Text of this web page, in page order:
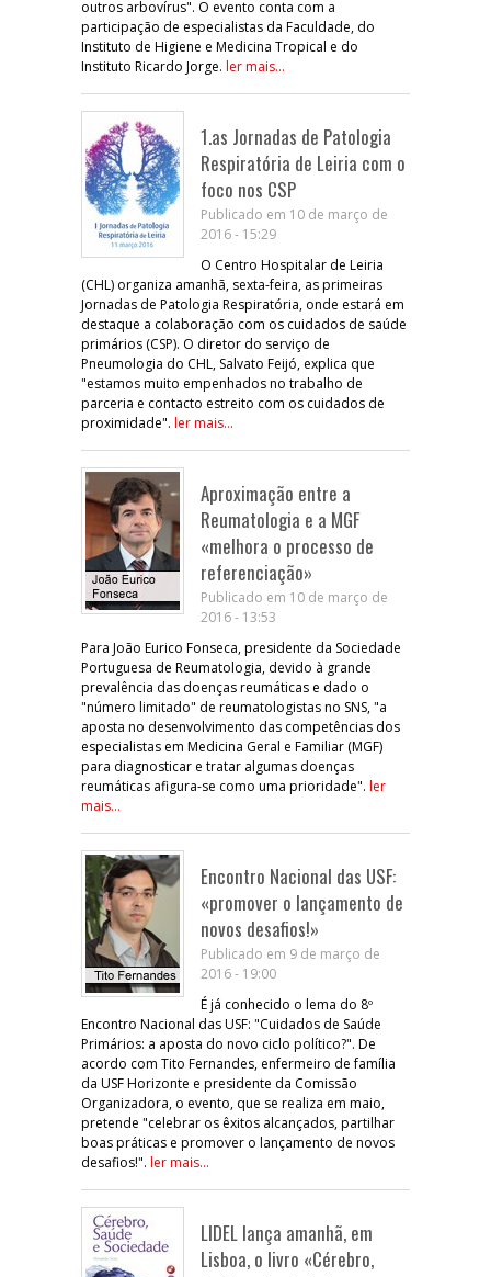
outros arbovírus". O evento conta com a
participação de especialistas da Faculdade, do
Instituto de Higiene e Medicina Tropical e do
Instituto Ricardo Jorge. ler mais...
1.as Jornadas de Patologia
Respiratória de Leiria com o
foco nos CSP
Publicado em 10 de março de
2016 - 15:29
O Centro Hospitalar de Leiria
(CHL) organiza amanhã, sexta-feira, as primeiras
Jornadas de Patologia Respiratória, onde estará em
destaque a colaboração com os cuidados de saúde
primários (CSP). O diretor do serviço de
Pneumologia do CHL, Salvato Feijó, explica que
"estamos muito empenhados no trabalho de
parceria e contacto estreito com os cuidados de
proximidade". ler mais...
Aproximação entre a
Reumatologia e a MGF
«melhora o processo de
referenciação»
Publicado em 10 de março de
2016 - 13:53
Para João Eurico Fonseca, presidente da Sociedade
Portuguesa de Reumatologia, devido à grande
prevalência das doenças reumáticas e dado o
"número limitado" de reumatologistas no SNS, "a
aposta no desenvolvimento das competências dos
especialistas em Medicina Geral e Familiar (MGF)
para diagnosticar e tratar algumas doenças
reumáticas afigura-se como uma prioridade". ler
mais...
Encontro Nacional das USF:
«promover o lançamento de
novos desafios!»
Publicado em 9 de março de
2016 - 19:00
É já conhecido o lema do 8º
Encontro Nacional das USF: "Cuidados de Saúde
Primários: a aposta do novo ciclo político?". De
acordo com Tito Fernandes, enfermeiro de família
da USF Horizonte e presidente da Comissão
Organizadora, o evento, que se realiza em maio,
pretende "celebrar os êxitos alcançados, partilhar
boas práticas e promover o lançamento de novos
desafios!". ler mais...
LIDEL lança amanhã, em
Lisboa, o livro «Cérebro,